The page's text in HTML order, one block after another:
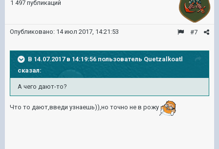
1 497 публикаций
#7
Опубликовано: 14 июл 2017, 14:21:53
В 14.07.2017 в 14:19:56 пользователь Quetzalkoatl
сказал:
А чего дают-то?
Что то дают,введи узнаешь)),но точно не в рожу